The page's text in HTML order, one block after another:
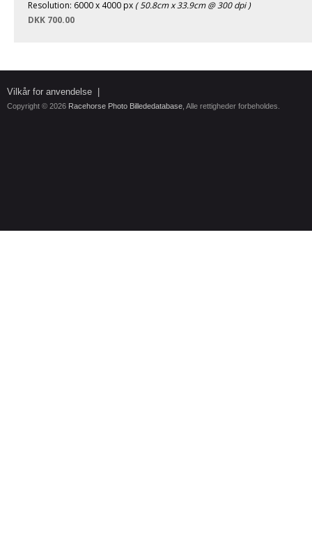
Resolution: 6000 x 4000 px ( 50.8cm x 33.9cm @ 300 dpi )
DKK 700.00
Vilkår for anvendelse
Copyright © 2026 Racehorse Photo Billededatabase , Alle rettigheder forbeholdes.